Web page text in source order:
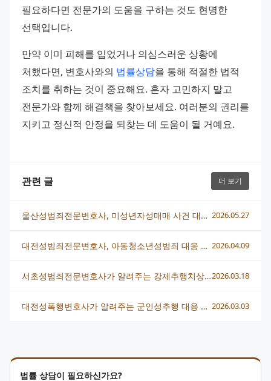
법률 상담이 필요하신가요?
필요하다면 전문가의 도움을 구하는 것도 현명한
선택입니다.
만약 이미 피해를 입었거나 의심스러운 상황에
처했다면, 변호사와의 법률상담을 통해 적절한 법적
조치를 취하는 것이 중요해요. 혼자 고민하지 말고
전문가와 함께 해결책을 찾아보세요. 여러분의 권리를
지키고 정신적 안정을 되찾는 데 도움이 될 거예요.
관련 글 더 보기
울산성범죄전문변호사, 미성년자성매매 사건 대응 전략 총정리 2026.05.27
대전성범죄전문변호사, 아동청소년성범죄 대응 전략과 성공적 무죄 사례 2026.04.09
서초성범죄전문변호사가 알려주는 강제추행치상 혐의 대응법2026.03.18
대전성폭행변호사가 알려주는 군인성추행 대응 핵심과 법적 전략 2026.03.03